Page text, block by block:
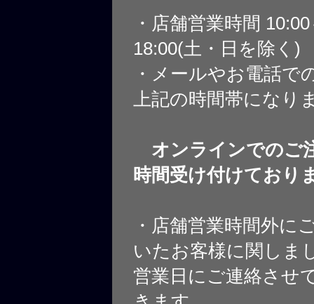
・店舗営業時間
18:00(土・日を除く)
・メールやお電話で
上記の時間帯になり
オンラインでのご
時間受け付けており
・店舗営業時間外に
いたお客様に関しま
営業日にご連絡させ